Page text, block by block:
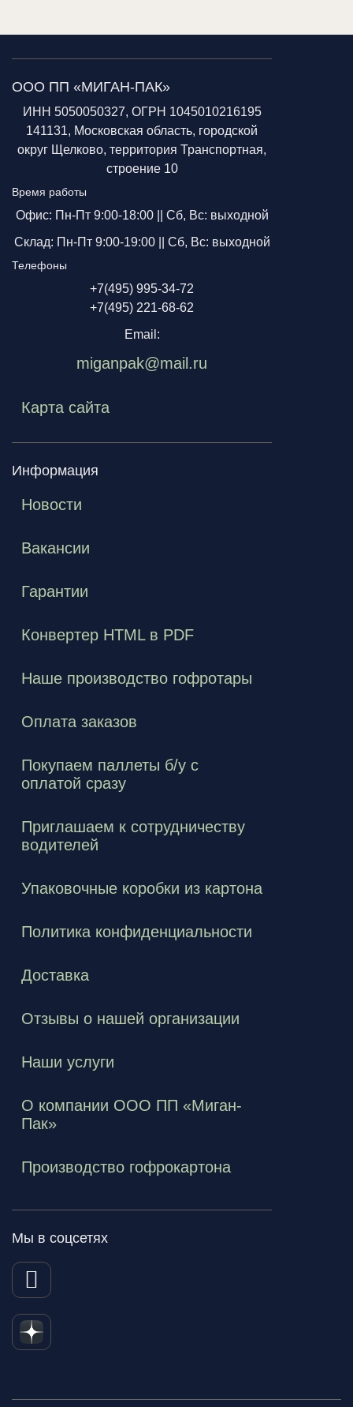
ООО ПП «МИГАН-ПАК»
ИНН 5050050327, ОГРН 1045010216195
141131, Московская область, городской
округ Щелково, территория Транспортная,
строение 10
Время работы
Офис: Пн-Пт 9:00-18:00 || Сб, Вс: выходной
Склад: Пн-Пт 9:00-19:00 || Сб, Вс: выходной
Телефоны
+7(495) 995-34-72
+7(495) 221-68-62
Email:
miganpak@mail.ru
Карта сайта
Информация
Новости
Вакансии
Гарантии
Конвертер HTML в PDF
Наше производство гофротары
Оплата заказов
Покупаем паллеты б/у с
оплатой сразу
Приглашаем к сотрудничеству
водителей
Упаковочные коробки из картона
Политика конфиденциальности
Доставка
Отзывы о нашей организации
Наши услуги
О компании ООО ПП «Миган-
Пак»
Производство гофрокартона
Мы в соцсетях